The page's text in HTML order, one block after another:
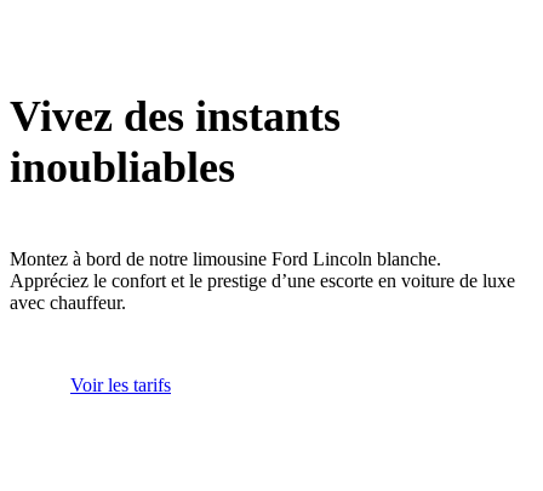
Vivez des instants
inoubliables
Montez à bord de notre limousine Ford Lincoln blanche.
Appréciez le confort et le prestige d’une escorte en voiture de luxe
avec chauffeur.
Voir les tarifs